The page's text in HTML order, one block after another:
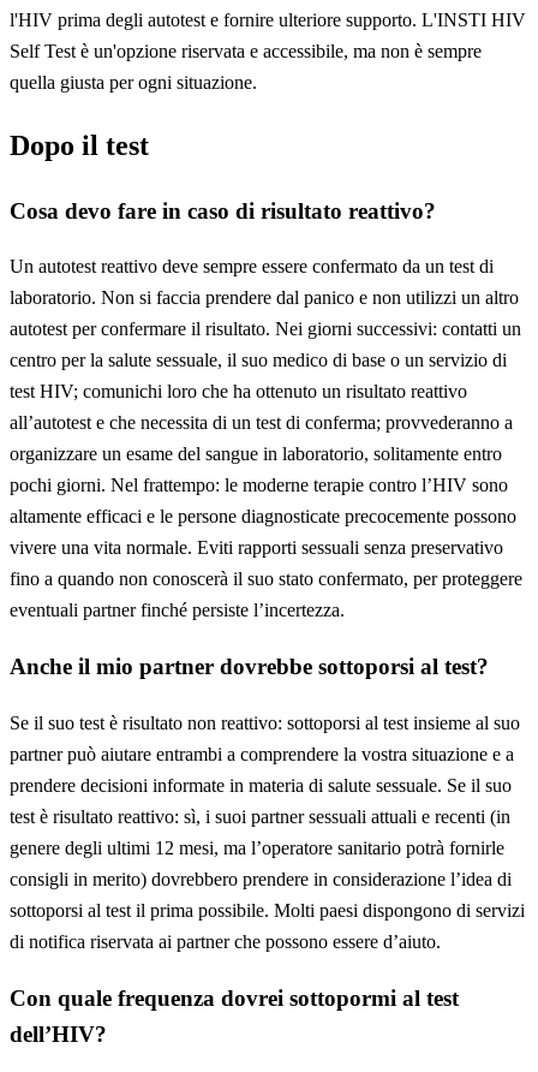
l'HIV prima degli autotest e fornire ulteriore supporto. L'INSTI HIV
Self Test è un'opzione riservata e accessibile, ma non è sempre
quella giusta per ogni situazione.
Dopo il test
Cosa devo fare in caso di risultato reattivo?
Un autotest reattivo deve sempre essere confermato da un test di
laboratorio. Non si faccia prendere dal panico e non utilizzi un altro
autotest per confermare il risultato. Nei giorni successivi: contatti un
centro per la salute sessuale, il suo medico di base o un servizio di
test HIV; comunichi loro che ha ottenuto un risultato reattivo
all’autotest e che necessita di un test di conferma; provvederanno a
organizzare un esame del sangue in laboratorio, solitamente entro
pochi giorni. Nel frattempo: le moderne terapie contro l’HIV sono
altamente efficaci e le persone diagnosticate precocemente possono
vivere una vita normale. Eviti rapporti sessuali senza preservativo
fino a quando non conoscerà il suo stato confermato, per proteggere
eventuali partner finché persiste l’incertezza.
Anche il mio partner dovrebbe sottoporsi al test?
Se il suo test è risultato non reattivo: sottoporsi al test insieme al suo
partner può aiutare entrambi a comprendere la vostra situazione e a
prendere decisioni informate in materia di salute sessuale. Se il suo
test è risultato reattivo: sì, i suoi partner sessuali attuali e recenti (in
genere degli ultimi 12 mesi, ma l’operatore sanitario potrà fornirle
consigli in merito) dovrebbero prendere in considerazione l’idea di
sottoporsi al test il prima possibile. Molti paesi dispongono di servizi
di notifica riservata ai partner che possono essere d’aiuto.
Con quale frequenza dovrei sottopormi al test
dell’HIV?